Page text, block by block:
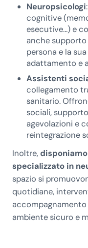
Neuropsicologi
cognitive
esecutive…) e
anche
persona e la
adattamento e
Assistenti
collegamento
sanitario.
sociali,
agevolazioni e
reintegrazione
Inoltre,
specializzato in
spazio si
quotidiane,
ambiente sicuro e